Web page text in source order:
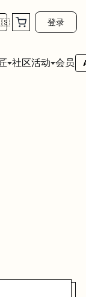
登录
社区活动 会员
助学员掌握实用技能